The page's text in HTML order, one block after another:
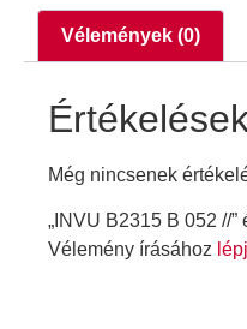
Vélemények (0)
Még nincsenek
„INVU B2315 B 052 //
Vélemény írásához